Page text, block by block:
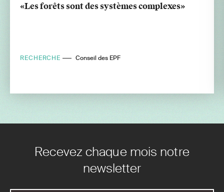
«Les forêts sont des systèmes complexes»
RECHERCHE Conseil des EPF
Recevez chaque mois notre
newsletter